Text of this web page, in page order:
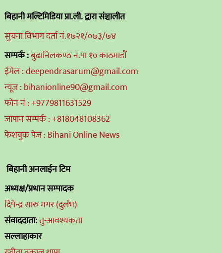
बिहानी मल्टिमिडिया प्रा.ली. द्वारा संञ्चालीत
सुचना विभाग दर्ता नं.१७२१/०७३/७४
सम्पर्क :बुढानिलकण्ठ न.पा १० काठमाडौं
ईमेल : deependrasarum@gmail.com
न्यूज : bihanionline90@gmail.com
फोन नं : +9779811631529
जापान सम्पर्क : +818048108362
फेशबुक पेज : Bihani Online News
बिहानी अनलाईन टिम
अध्यक्ष/प्रधान सम्पादक
दिपेन्द्र सारु मगर (दुर्लभ)
संवाददाता:तु-आवश्यकता
सल्लाहाकार